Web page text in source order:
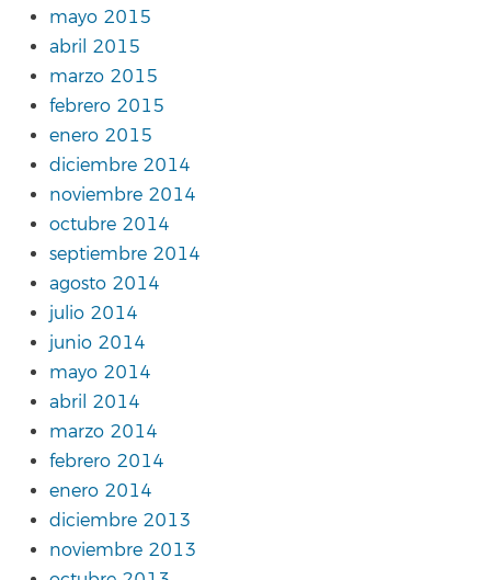
mayo 2015
abril 2015
marzo 2015
febrero 2015
enero 2015
diciembre 2014
noviembre 2014
octubre 2014
septiembre 2014
agosto 2014
julio 2014
junio 2014
mayo 2014
abril 2014
marzo 2014
febrero 2014
enero 2014
diciembre 2013
noviembre 2013